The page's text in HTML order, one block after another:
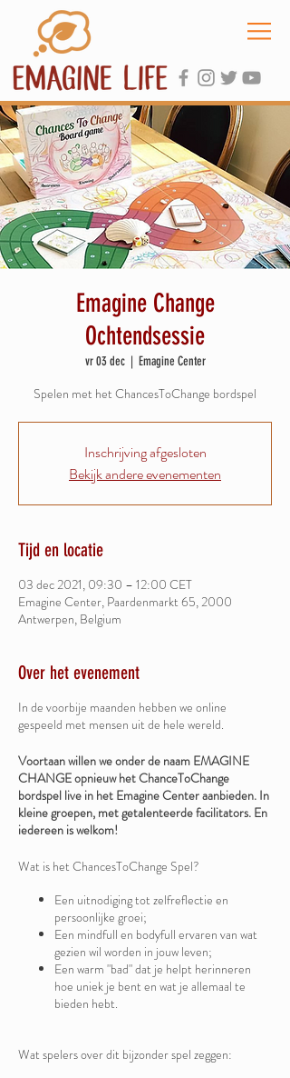
Emagine Change
Ochtendsessie
vr 03 dec
  |
Emagine Center
Spelen met het ChancesToChange bordspel
Inschrijving afgesloten
Bekijk andere evenementen
Tijd en locatie
03 dec 2021, 09:30 – 12:00 CET
Emagine Center, Paardenmarkt 65, 2000
Antwerpen, Belgium
Over het evenement
In de voorbije maanden hebben we online
gespeeld met mensen uit de hele wereld.
Voortaan willen we onder de naam EMAGINE
CHANGE opnieuw het ChanceToChange
bordspel live in het Emagine Center aanbieden. In
kleine groepen, met getalenteerde facilitators. En
iedereen is welkom!
Wat is het ChancesToChange Spel?
Een uitnodiging tot zelfreflectie en
persoonlijke groei;
Een mindfull en bodyfull ervaren van wat
gezien wil worden in jouw leven;
Een warm "bad" dat je helpt herinneren
hoe uniek je bent en wat je allemaal te
bieden hebt.
Wat spelers over dit bijzonder spel zeggen: